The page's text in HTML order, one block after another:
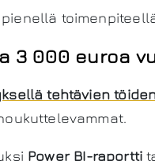
3 000 euroa
tehtävien
Power BI-raportti